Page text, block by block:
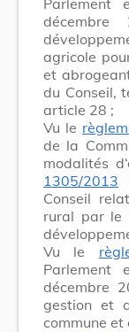
agricole
et
du Conseil,
article 28 ;
Vu le
de la
modalités
1305/2013
Conseil
rural par le
Vu le
Parlement
décembre
gestion et
commune